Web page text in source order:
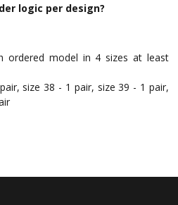
logic per design?
ordered model in 4 sizes at least
size 38 - 1 pair, size 39 - 1 pair,